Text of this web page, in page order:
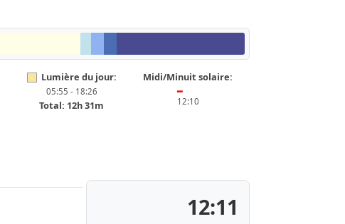
Lumière du jour:
05:55 - 18:26
Total: 12h 31m
Midi/Minuit solaire:
━
12:10
12:11